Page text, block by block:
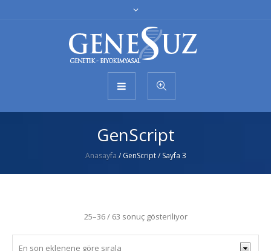
GenScript
Anasayfa / GenScript / Sayfa 3
25–36 / 63 sonuç gösteriliyor